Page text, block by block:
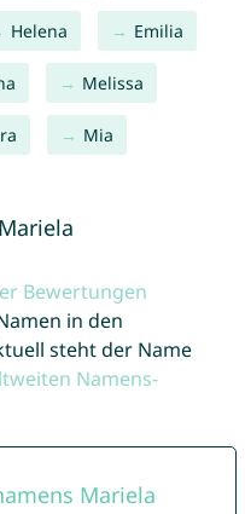
Helena Emilia
Melissa
Mia
Bewertungen
in den
steht der Name
Namens-